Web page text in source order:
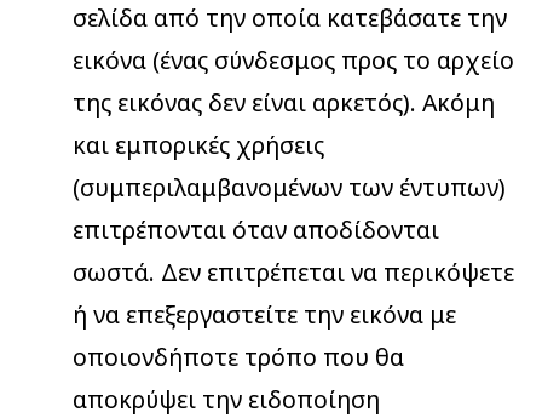
σελίδα από την οποία κατεβάσατε την
εικόνα (ένας σύνδεσμος προς το αρχείο
της εικόνας δεν είναι αρκετός). Ακόμη
και εμπορικές χρήσεις
(συμπεριλαμβανομένων των έντυπων)
επιτρέπονται όταν αποδίδονται
σωστά. Δεν επιτρέπεται να περικόψετε
ή να επεξεργαστείτε την εικόνα με
οποιονδήποτε τρόπο που θα
αποκρύψει την ειδοποίηση